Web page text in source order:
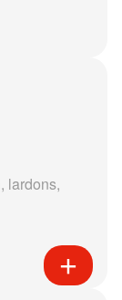
lardons,